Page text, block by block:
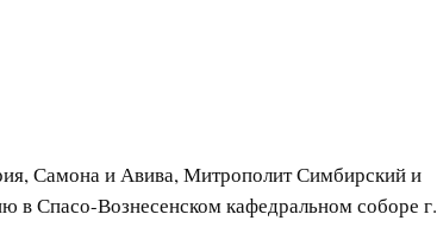
Самона и Авива, Митрополит Симбирский и
в Спасо-Вознесенском кафедральном соборе г.